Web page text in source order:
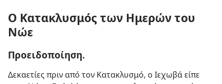
Ο Κατακλυσμός των Ημερών του
Νώε
Προειδοποίηση.
Δεκαετίες πριν από τον Κατακλυσμό, ο Ιεχωβά είπε